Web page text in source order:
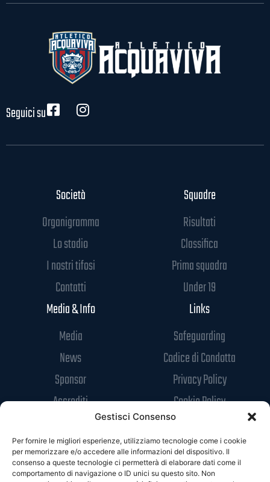
Gestisci Consenso
Per fornire le migliori esperienze, utilizziamo tecnologie come i cookie
per memorizzare e/o accedere alle informazioni del dispositivo. Il
consenso a queste tecnologie ci permetterà di elaborare dati come il
comportamento di navigazione o ID unici su questo sito. Non
Seguici su
Società
Organigramma
Lo stadio
I nostri tifosi
Contatti
Squadre
Risultati
Classifica
Prima squadra
Under 19
Media & Info
Media
News
Sponsor
Accrediti
Links
Safeguarding
Codice di Condotta
Privacy Policy
Cookie Policy